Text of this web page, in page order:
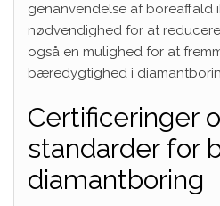
genanvendelse af boreaffald
nødvendighed for at
også en mulighed for at
bæredygtighed i
Certificeringer
standarder for
diamantboring